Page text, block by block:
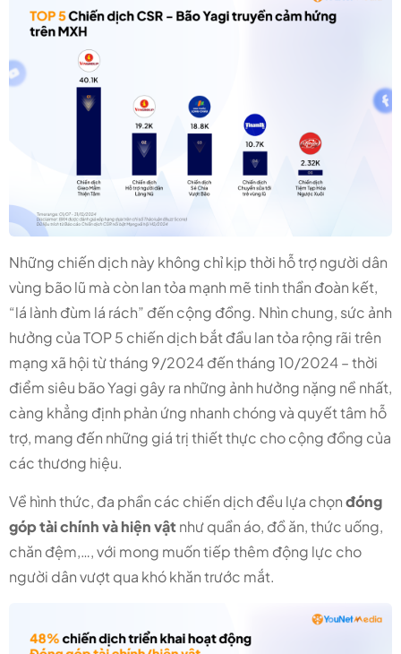
Những chiến dịch này không chỉ kịp thời hỗ trợ người dân
vùng bão lũ mà còn lan tỏa mạnh mẽ tinh thần đoàn kết,
“lá lành đùm lá rách” đến cộng đồng. Nhìn chung, sức ảnh
hưởng của TOP 5 chiến dịch bắt đầu lan tỏa rộng rãi trên
mạng xã hội từ tháng 9/2024 đến tháng 10/2024 – thời
điểm siêu bão Yagi gây ra những ảnh hưởng nặng nề nhất,
càng khẳng định phản ứng nhanh chóng và quyết tâm hỗ
trợ, mang đến những giá trị thiết thực cho cộng đồng của
các thương hiệu.
Về hình thức, đa phần các chiến dịch đều lựa chọnđóng
góp tài chính và hiện vậtnhư quần áo, đồ ăn, thức uống,
chăn đệm,…, với mong muốn tiếp thêm động lực cho
người dân vượt qua khó khăn trước mắt.